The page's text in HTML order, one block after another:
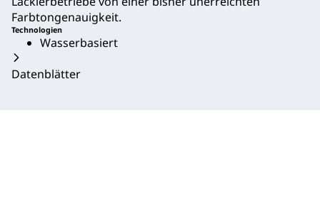
Farbtongenauigkeit.
Technologien
Wasserbasiert
Datenblätter